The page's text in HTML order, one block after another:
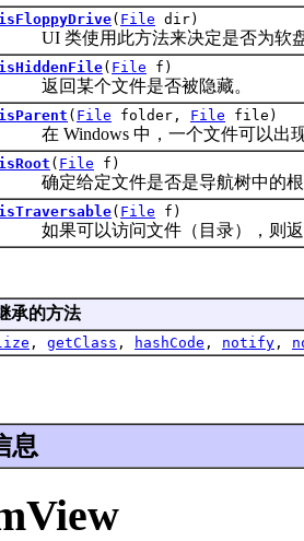
isFloppyDrive( File dir)
UI 类使用此方法来决定是否为软
isHiddenFile( File f)
返回某个文件是否被隐藏。
isParent ( File folder, File file)
在 Windows 中，一个文件可以出现
isRoot ( File f)
确定给定文件是否是导航树中的
isTraversable( File f)
如果可以访问文件（目录），则返
承的方法
, getClass , hashCode , notify ,
息